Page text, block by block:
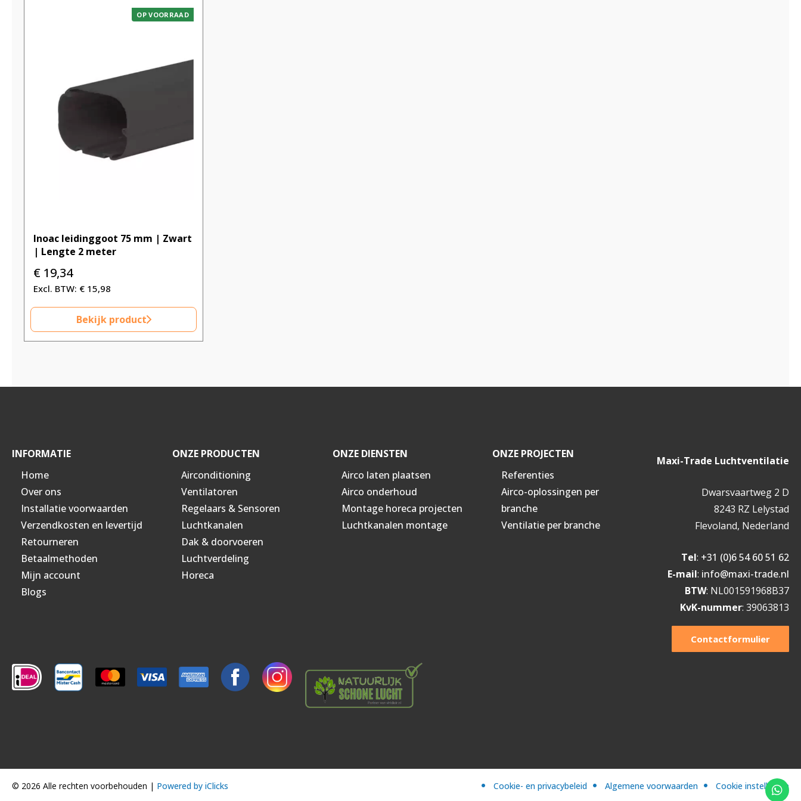
OP VOORRAAD
Inoac leidinggoot 75 mm | Zwart
| Lengte 2 meter
€ 19,34
€ 15,98
Bekijk product
INFORMATIE
Home
Over ons
Installatie voorwaarden
Verzendkosten en levertijd
Retourneren
Betaalmethoden
Mijn account
Blogs
ONZE PRODUCTEN
Airconditioning
Ventilatoren
Regelaars & Sensoren
Luchtkanalen
Dak & doorvoeren
Luchtverdeling
Horeca
ONZE DIENSTEN
Airco laten plaatsen
Airco onderhoud
Montage horeca projecten
Luchtkanalen montage
ONZE PROJECTEN
Referenties
Airco-oplossingen per
branche
Ventilatie per branche
Maxi-Trade Luchtventilatie
Dwarsvaartweg 2 D
8243 RZ Lelystad
Flevoland, Nederland
Tel: +31 (0)6 54 60 51 62
E-mail: info@maxi-trade.nl
BTW: NL001591968B37
KvK-nummer: 39063813
Contactformulier
© 2026 Alle rechten voorbehouden | Powered by iClicks Cookie- en privacybeleid Algemene voorwaarden Cookie instellingen